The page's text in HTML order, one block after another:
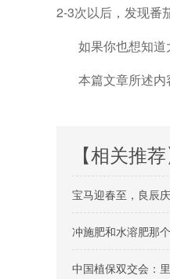
2-3次以后，发现番
如果你也想知
本篇文章所述内
【相关推荐
宝马迎春至，良辰
冲施肥和水溶肥那
中国植保双交会：